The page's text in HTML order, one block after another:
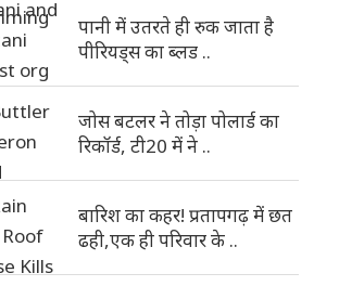
पानी में उतरते ही रुक जाता है
पीरियड्स का ब्लड ..
जोस बटलर ने तोड़ा पोलार्ड का
रिकॉर्ड, टी20 में ने ..
बारिश का कहर! प्रतापगढ़ में छत
ढही,एक ही परिवार के ..